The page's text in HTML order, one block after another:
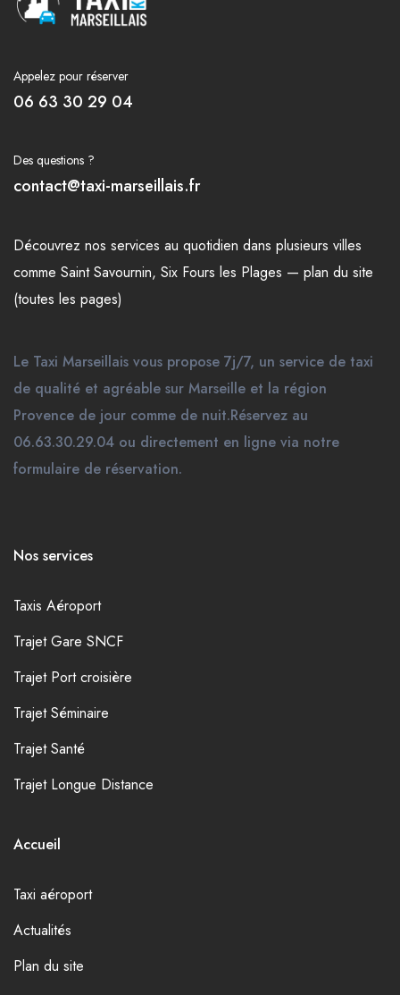
Appelez pour réserver
06 63 30 29 04
Des questions ?
contact@taxi-marseillais.fr
Découvrez nos services au quotidien dans plusieurs villes
comme Saint Savournin, Six Fours les Plages — plan du site
(toutes les pages)
Le Taxi Marseillais vous propose 7j/7, un service de taxi
de qualité et agréable sur Marseille et la région
Provence de jour comme de nuit.Réservez au
06.63.30.29.04 ou directement en ligne via notre
formulaire de réservation.
Nos services
Taxis Aéroport
Trajet Gare SNCF
Trajet Port croisière
Trajet Séminaire
Trajet Santé
Trajet Longue Distance
Accueil
Taxi aéroport
Actualités
Plan du site